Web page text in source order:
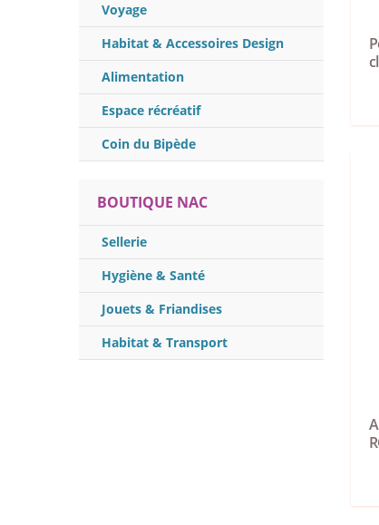
Voyage
Habitat & Accessoires Design
Alimentation
Espace récréatif
Coin du Bipède
BOUTIQUE NAC
Sellerie
Hygiène & Santé
Jouets & Friandises
Habitat & Transport